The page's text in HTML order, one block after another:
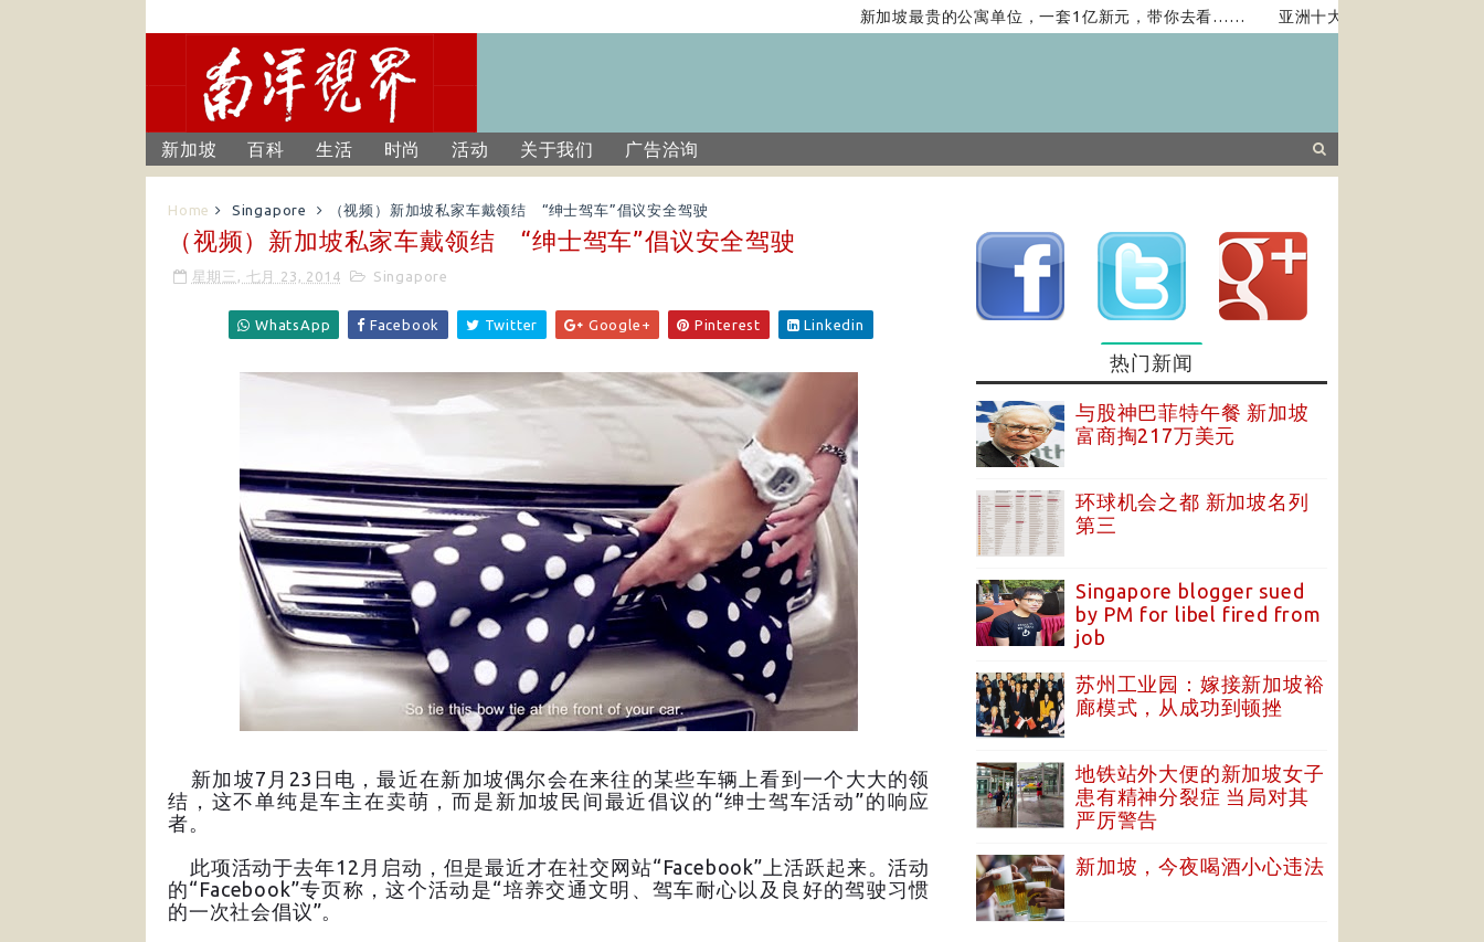
新加坡最贵的公寓单位，一套1亿新元，带你去看…… 亚洲十大旅游景点：新加坡恭
新加坡 百科 生活 时尚 活动 关于我们 广告洽询
Home Singapore （视频）新加坡私家车戴领结 “绅士驾车”倡议安全驾驶
（视频）新加坡私家车戴领结 “绅士驾车”倡议安全驾驶
星期三, 七月 23, 2014 Singapore
WhatsApp Facebook Twitter Google+ Pinterest Linkedin
新加坡7月23日电，最近在新加坡偶尔会在来往的某些车辆上看到一个大大的领
结，这不单纯是车主在卖萌，而是新加坡民间最近倡议的“绅士驾车活动”的响应
者。
此项活动于去年12月启动，但是最近才在社交网站“Facebook”上活跃起来。活动
的“Facebook”专页称，这个活动是“培养交通文明、驾车耐心以及良好的驾驶习惯
的一次社会倡议”。
热门新闻
与股神巴菲特午餐 新加坡
富商掏217万美元
环球机会之都 新加坡名列
第三
Singapore blogger sued
by PM for libel fired from
job
苏州工业园：嫁接新加坡裕
廊模式，从成功到顿挫
地铁站外大便的新加坡女子
患有精神分裂症 当局对其
严厉警告
新加坡，今夜喝酒小心违法